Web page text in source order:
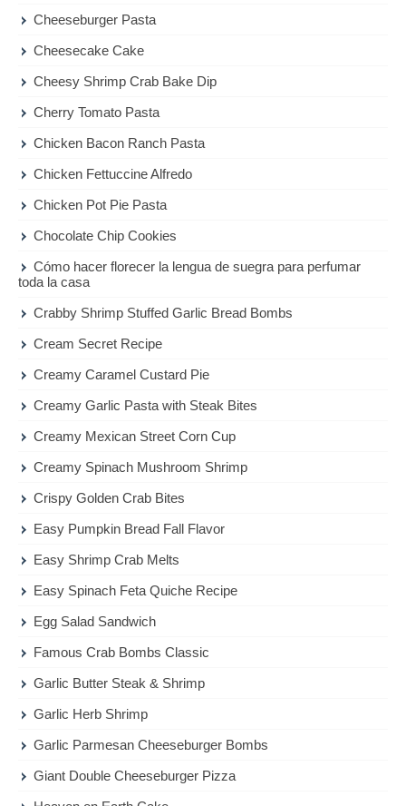
Cheeseburger Pasta
Cheesecake Cake
Cheesy Shrimp Crab Bake Dip
Cherry Tomato Pasta
Chicken Bacon Ranch Pasta
Chicken Fettuccine Alfredo
Chicken Pot Pie Pasta
Chocolate Chip Cookies
Cómo hacer florecer la lengua de suegra para perfumar
toda la casa
Crabby Shrimp Stuffed Garlic Bread Bombs
Cream Secret Recipe
Creamy Caramel Custard Pie
Creamy Garlic Pasta with Steak Bites
Creamy Mexican Street Corn Cup
Creamy Spinach Mushroom Shrimp
Crispy Golden Crab Bites
Easy Pumpkin Bread Fall Flavor
Easy Shrimp Crab Melts
Easy Spinach Feta Quiche Recipe
Egg Salad Sandwich
Famous Crab Bombs Classic
Garlic Butter Steak & Shrimp
Garlic Herb Shrimp
Garlic Parmesan Cheeseburger Bombs
Giant Double Cheeseburger Pizza